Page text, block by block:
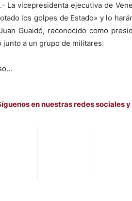
La vicepresidenta ejecutiva de
los golpes de Estado» y lo
Guaidó, reconocido como
junto a un grupo de militares.
en nuestras redes sociales